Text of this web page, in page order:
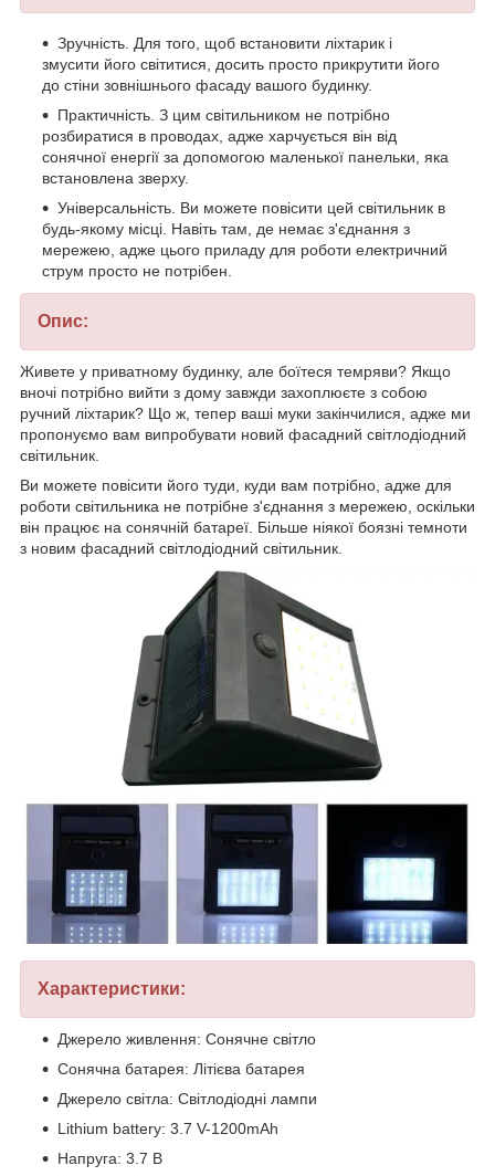
Зручність. Для того, щоб встановити ліхтарик і
змусити його світитися, досить просто прикрутити його
до стіни зовнішнього фасаду вашого будинку.
Практичність. З цим світильником не потрібно
розбиратися в проводах, адже харчується він від
сонячної енергії за допомогою маленької панельки, яка
встановлена зверху.
Універсальність. Ви можете повісити цей світильник в
будь-якому місці. Навіть там, де немає з'єднання з
мережею, адже цього приладу для роботи електричний
струм просто не потрібен.
Опис:
Живете у приватному будинку, але боїтеся темряви? Якщо
вночі потрібно вийти з дому завжди захоплюєте з собою
ручний ліхтарик? Що ж, тепер ваші муки закінчилися, адже ми
пропонуємо вам випробувати новий фасадний світлодіодний
світильник.
Ви можете повісити його туди, куди вам потрібно, адже для
роботи світильника не потрібне з'єднання з мережею, оскільки
він працює на сонячній батареї. Більше ніякої боязні темноти
з новим фасадний світлодіодний світильник.
Характеристики:
Джерело живлення: Сонячне світло
Сонячна батарея: Літієва батарея
Джерело світла: Світлодіодні лампи
Lithium battery: 3.7 V-1200mAh
Напруга: 3.7 В